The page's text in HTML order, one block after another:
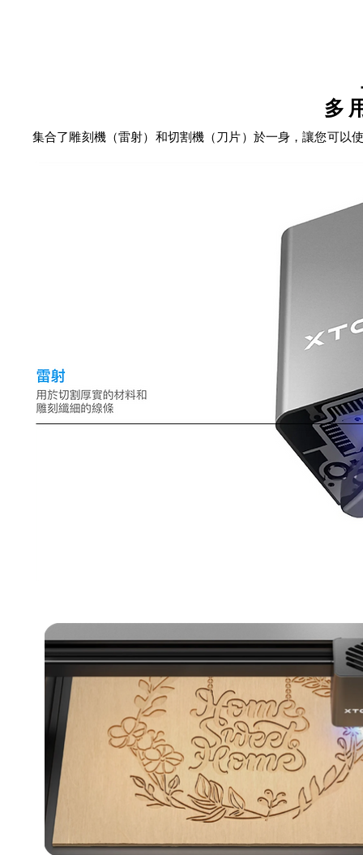
多
集合了雕刻機（雷射）和切割機（刀片）於一身，讓您可以